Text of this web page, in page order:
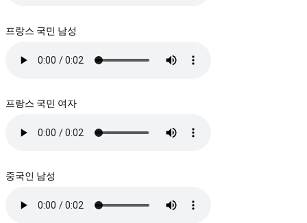
프랑스 국민 남성
프랑스 국민 여자
중국인 남성